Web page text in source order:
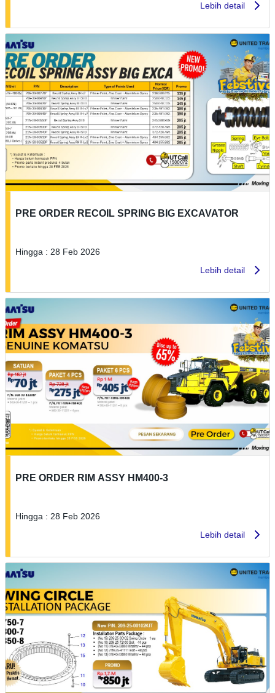
Lebih detail
PRE ORDER RECOIL SPRING BIG EXCAVATOR
Hingga : 28 Feb 2026
Lebih detail
PRE ORDER RIM ASSY HM400-3
Hingga : 28 Feb 2026
Lebih detail